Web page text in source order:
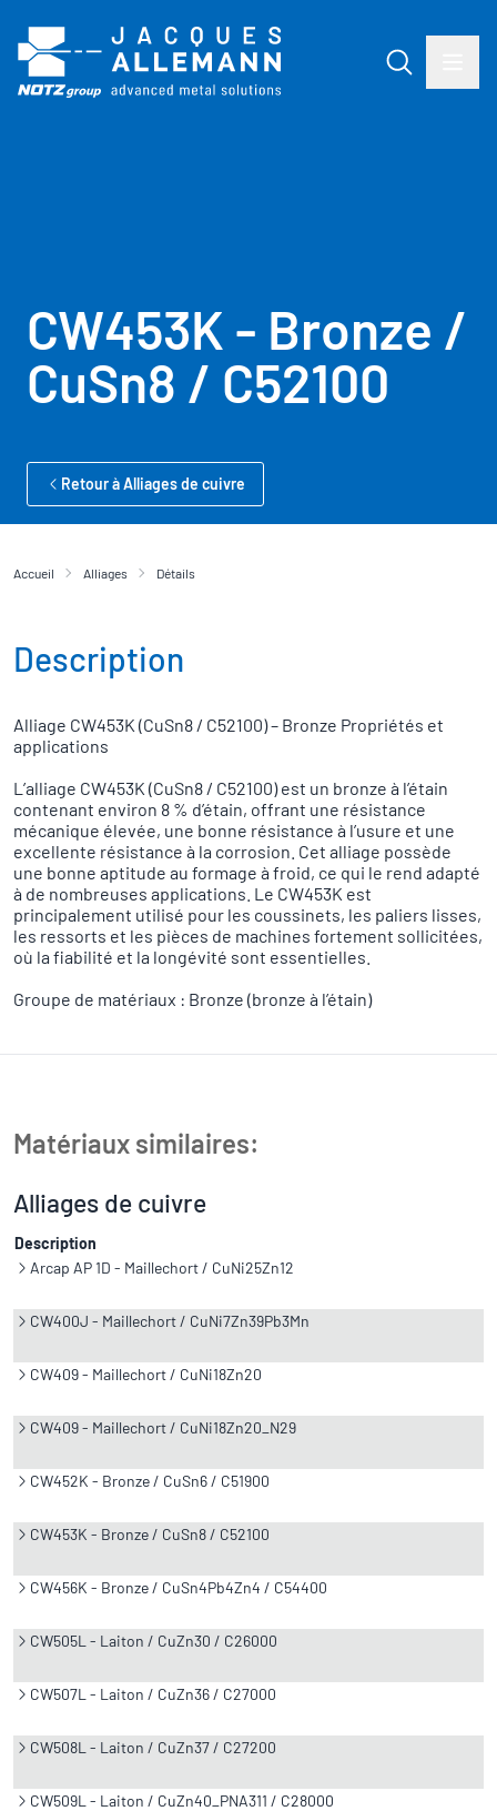
CW453K - Bronze /
CuSn8 / C52100
Retour à Alliages de cuivre
Accueil Alliages Détails
Description
Alliage CW453K (CuSn8 / C52100) – Bronze Propriétés et
applications
L’alliage CW453K (CuSn8 / C52100) est un bronze à l’étain
contenant environ 8 % d’étain, offrant une résistance
mécanique élevée, une bonne résistance à l’usure et une
excellente résistance à la corrosion. Cet alliage possède
une bonne aptitude au formage à froid, ce qui le rend adapté
à de nombreuses applications. Le CW453K est
principalement utilisé pour les coussinets, les paliers lisses,
les ressorts et les pièces de machines fortement sollicitées,
où la fiabilité et la longévité sont essentielles.
Groupe de matériaux : Bronze (bronze à l’étain)
Matériaux similaires:
Alliages de cuivre
Description
Arcap AP 1D - Maillechort / CuNi25Zn12
CW400J - Maillechort / CuNi7Zn39Pb3Mn
CW409 - Maillechort / CuNi18Zn20
CW409 - Maillechort / CuNi18Zn20_N29
CW452K - Bronze / CuSn6 / C51900
CW453K - Bronze / CuSn8 / C52100
CW456K - Bronze / CuSn4Pb4Zn4 / C54400
CW505L - Laiton / CuZn30 / C26000
CW507L - Laiton / CuZn36 / C27000
CW508L - Laiton / CuZn37 / C27200
CW509L - Laiton / CuZn40_PNA311 / C28000